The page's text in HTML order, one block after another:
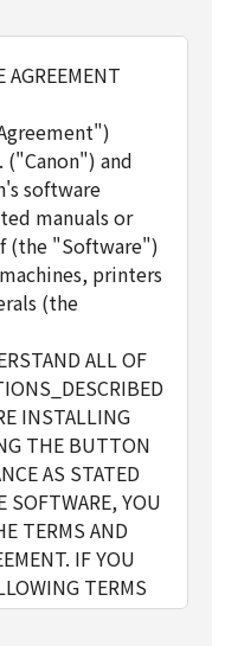
AGREEMENT
("Canon") and
software
manuals or
(the "Software")
printers
(the
ALL OF
INSTALLING
THE BUTTON
AS STATED
SOFTWARE, YOU
TERMS AND
IF YOU
TERMS
DO